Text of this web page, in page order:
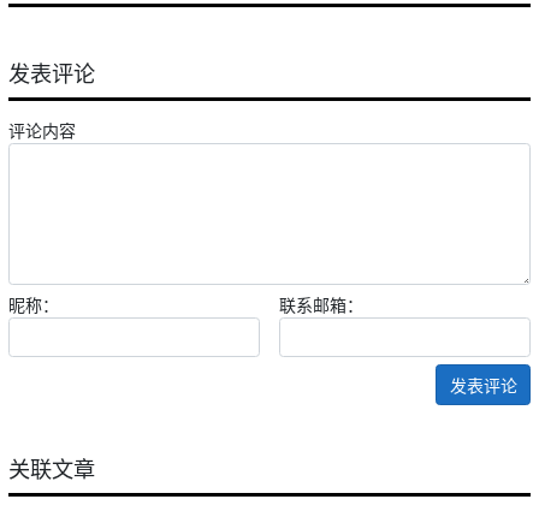
发表评论
评论内容
昵称： 联系邮箱：
发表评论
关联文章